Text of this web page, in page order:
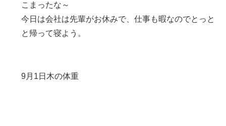
こまったな～
今日は会社は先輩がお休みで、仕事も暇なのでとっと
と帰って寝よう。
9月1日木の体重